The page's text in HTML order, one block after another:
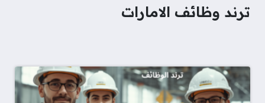
ترند وظائف الامارات